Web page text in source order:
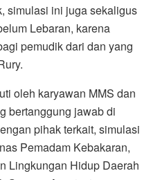
simulasi ini juga sekaligus
Lebaran, karena
pemudik dari dan yang
oleh karyawan MMS dan
bertanggung jawab di
pihak terkait, simulasi
Pemadam Kebakaran,
Lingkungan Hidup Daerah